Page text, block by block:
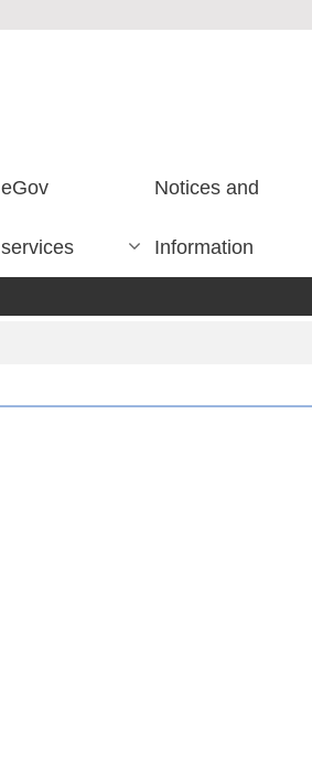
eGov
services
Notices and
Information